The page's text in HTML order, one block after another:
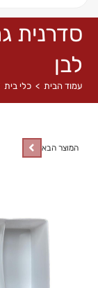
סדרנית
לבן
עמוד הבית > כלי בית
המוצר הבא